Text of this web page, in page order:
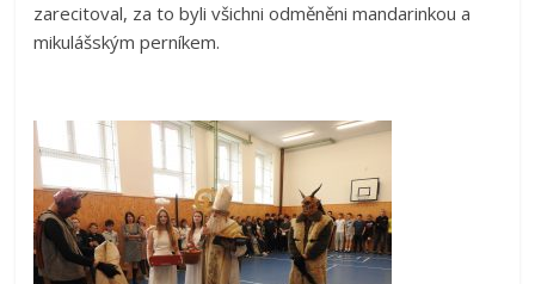
zarecitoval, za to byli všichni odměněni mandarinkou a
mikulášským perníkem.